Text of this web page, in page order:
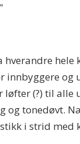
og
(?) til alle
og tonedøvt.
i strid